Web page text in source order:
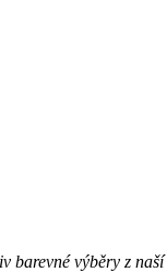
barevné výběry z naší